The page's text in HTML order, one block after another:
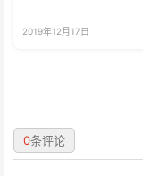
2019年12月17日
0条评论